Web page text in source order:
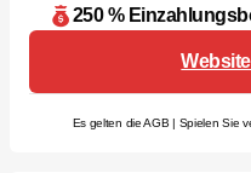
250 %
Es gelten die AGB | Spielen Sie